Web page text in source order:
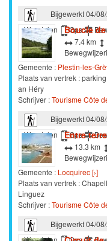
Bijgewerkt 04/
Wandelen
Gps
Boucle
7.4 km
Gemeente : Plestin-les-
Plaats van vertrek :
an Héry
Schrijver :Tourisme Côte
Bijgewerkt 04/
Wandelen
Gps
Entre
13.3 km
Gemeente : Locquirec [›]
Plaats van vertrek :
Linguez
Schrijver :Tourisme Côte
Bijgewerkt 04/